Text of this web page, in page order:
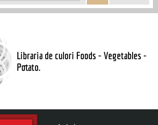
Libraria de culori Foods - Vegetables -
Potato.